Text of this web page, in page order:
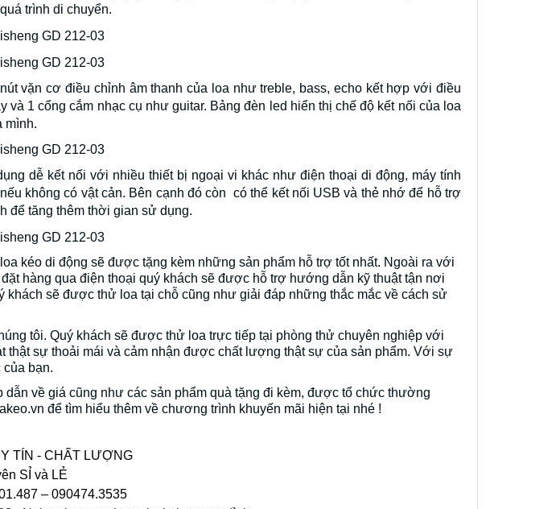
trình di chuyển.
vặn cơ điều chỉnh âm thanh của loa như treble, bass, echo kết hợp với điều
1 cổng cắm nhạc cụ như guitar. Bảng đèn led hiển thị chế độ kết nối của loa
mình.
dễ kết nối với nhiều thiết bị ngoại vi khác như điện thoại di động, máy tính
không có vật cản. Bên cạnh đó còn có thể kết nối USB và thẻ nhớ để hỗ trợ
để tăng thêm thời gian sử dụng.
kéo di động sẽ được tặng kèm những sản phẩm hỗ trợ tốt nhất. Ngoài ra với
hàng qua điện thoại quý khách sẽ được hỗ trợ hướng dẫn kỹ thuật tận nơi
sẽ được thử loa tại chỗ cũng như giải đáp những thắc mắc về cách sử
tôi. Quý khách sẽ được thử loa trực tiếp tại phòng thử chuyên nghiệp với
thật sự thoải mái và cảm nhận được chất lượng thật sự của sản phẩm. Với sự
bạn.
về giá cũng như các sản phẩm quà tặng đi kèm, được tổ chức thường
để tìm hiểu thêm về chương trình khuyến mãi hiện tại nhé !
TÍN - CHẤT LƯỢNG
SỈ và LẺ
– 090474.3535